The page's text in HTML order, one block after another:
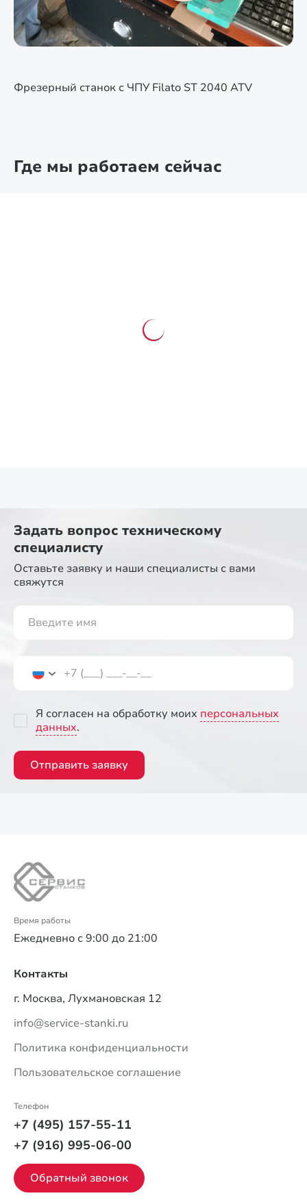
Фрезерный станок с ЧПУ Filato ST 2040 ATV
Где мы работаем сейчас
Задать вопрос техническому
специалисту
Оставьте заявку и наши специалисты с вами
свяжутся
Я согласен на обработку моих персональных
данных.
Отправить заявку
Время работы
Ежедневно с 9:00 до 21:00
Контакты
г. Москва, Лухмановская 12
info@service-stanki.ru
Политика конфиденциальности
Пользовательское соглашение
Телефон
+7 (495) 157-55-11
+7 (916) 995-06-00
Обратный звонок